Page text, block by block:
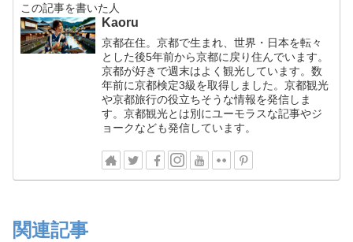
この記事を書いた人
Kaoru
京都在住。京都で生まれ、世界・日本を転々
とした後5年前から京都に戻り住んでいます。
京都が好きで週末はよく観光しています。数
年前に京都検定3級を取得しました。京都観光
や京都旅行の役立ちそうな情報を発信しま
す。京都観光とは別にユーモラスな記事やジ
ョークなども発信しています。
関連記事